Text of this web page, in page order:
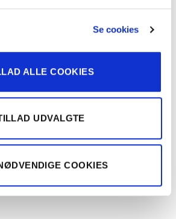
Se cookies
ALLE COOKIES
UDVALGTE
COOKIES